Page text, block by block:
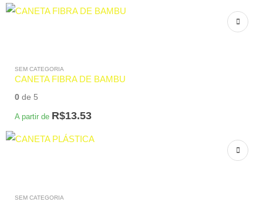
SEM CATEGORIA
CANETA FIBRA DE BAMBU
0 de 5
A partir de R$13.53
SEM CATEGORIA